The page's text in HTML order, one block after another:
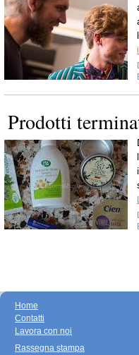
Prodotti
Home
Contatti
Lavora con noi
Rassegna stampa